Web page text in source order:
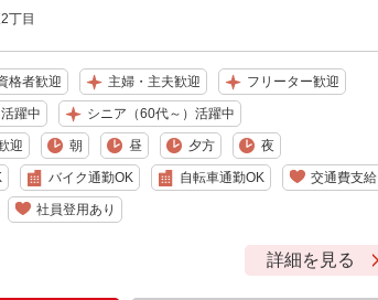
丁目
格者歓迎 主婦・主夫歓迎 フリーター歓迎
躍中 シニア（60代～）活躍中
迎 朝 昼 夕方 夜
バイク通勤OK 自転車通勤OK 交通費支給
社員登用あり
詳細を見る